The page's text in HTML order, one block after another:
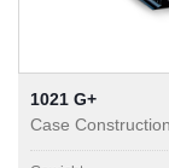
1021 G+
Case Construction